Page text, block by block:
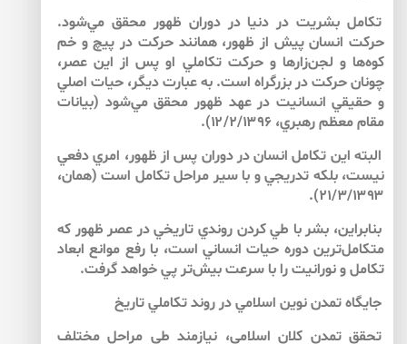
تكامل بشريت در دنيا در دوران ظهور محقق مي‌شود.
حركت انسان پيش از ظهور، همانند حركت در پيچ و خم
كوه‌ها و لجن‌زارها و حركت تكاملي او پس از اين عصر،
چونان حركت در بزرگراه است. به عبارت ديگر، حيات اصلي
و حقيقي انسانيت در عهد ظهور محقق مي‌شود (بيانات
مقام معظم رهبري، ۱۲/۲/۱۳۹۶).
البته اين تكامل انسان در دوران پس از ظهور، امري دفعي
نيست، بلكه تدريجي و با سير مراحل تكامل است (همان،
۲۱/۳/۱۳۹۳).
بنابراين، بشر با طي كردن روندي تاريخي در عصر ظهور كه
متكامل‌‌ترين دوره حيات انساني است، با رفع موانع ابعاد
تكامل و نورانيت را با سرعت بيش‌تر پي خواهد گرفت.
جايگاه تمدن نوين اسلامي در روند تكاملي تاريخ
تحقق تمدن كلان اسلامي، نيازمند طي مراحل مختلف